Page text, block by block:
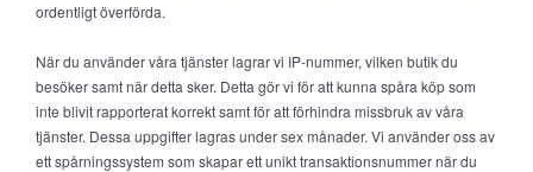
ordentligt överförda.
När du använder våra tjänster lagrar vi IP-nummer, vilken butik du
besöker samt när detta sker. Detta gör vi för att kunna spåra köp som
inte blivit rapporterat korrekt samt för att förhindra missbruk av våra
tjänster. Dessa uppgifter lagras under sex månader. Vi använder oss av
ett spårningssystem som skapar ett unikt transaktionsnummer när du